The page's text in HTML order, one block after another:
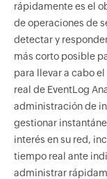
rápidamente es el
de operaciones de
detectar y
más corto posible
para llevar a cabo
real de EventLog
administración de
gestionar
interés en su red,
tiempo real ante
administrar